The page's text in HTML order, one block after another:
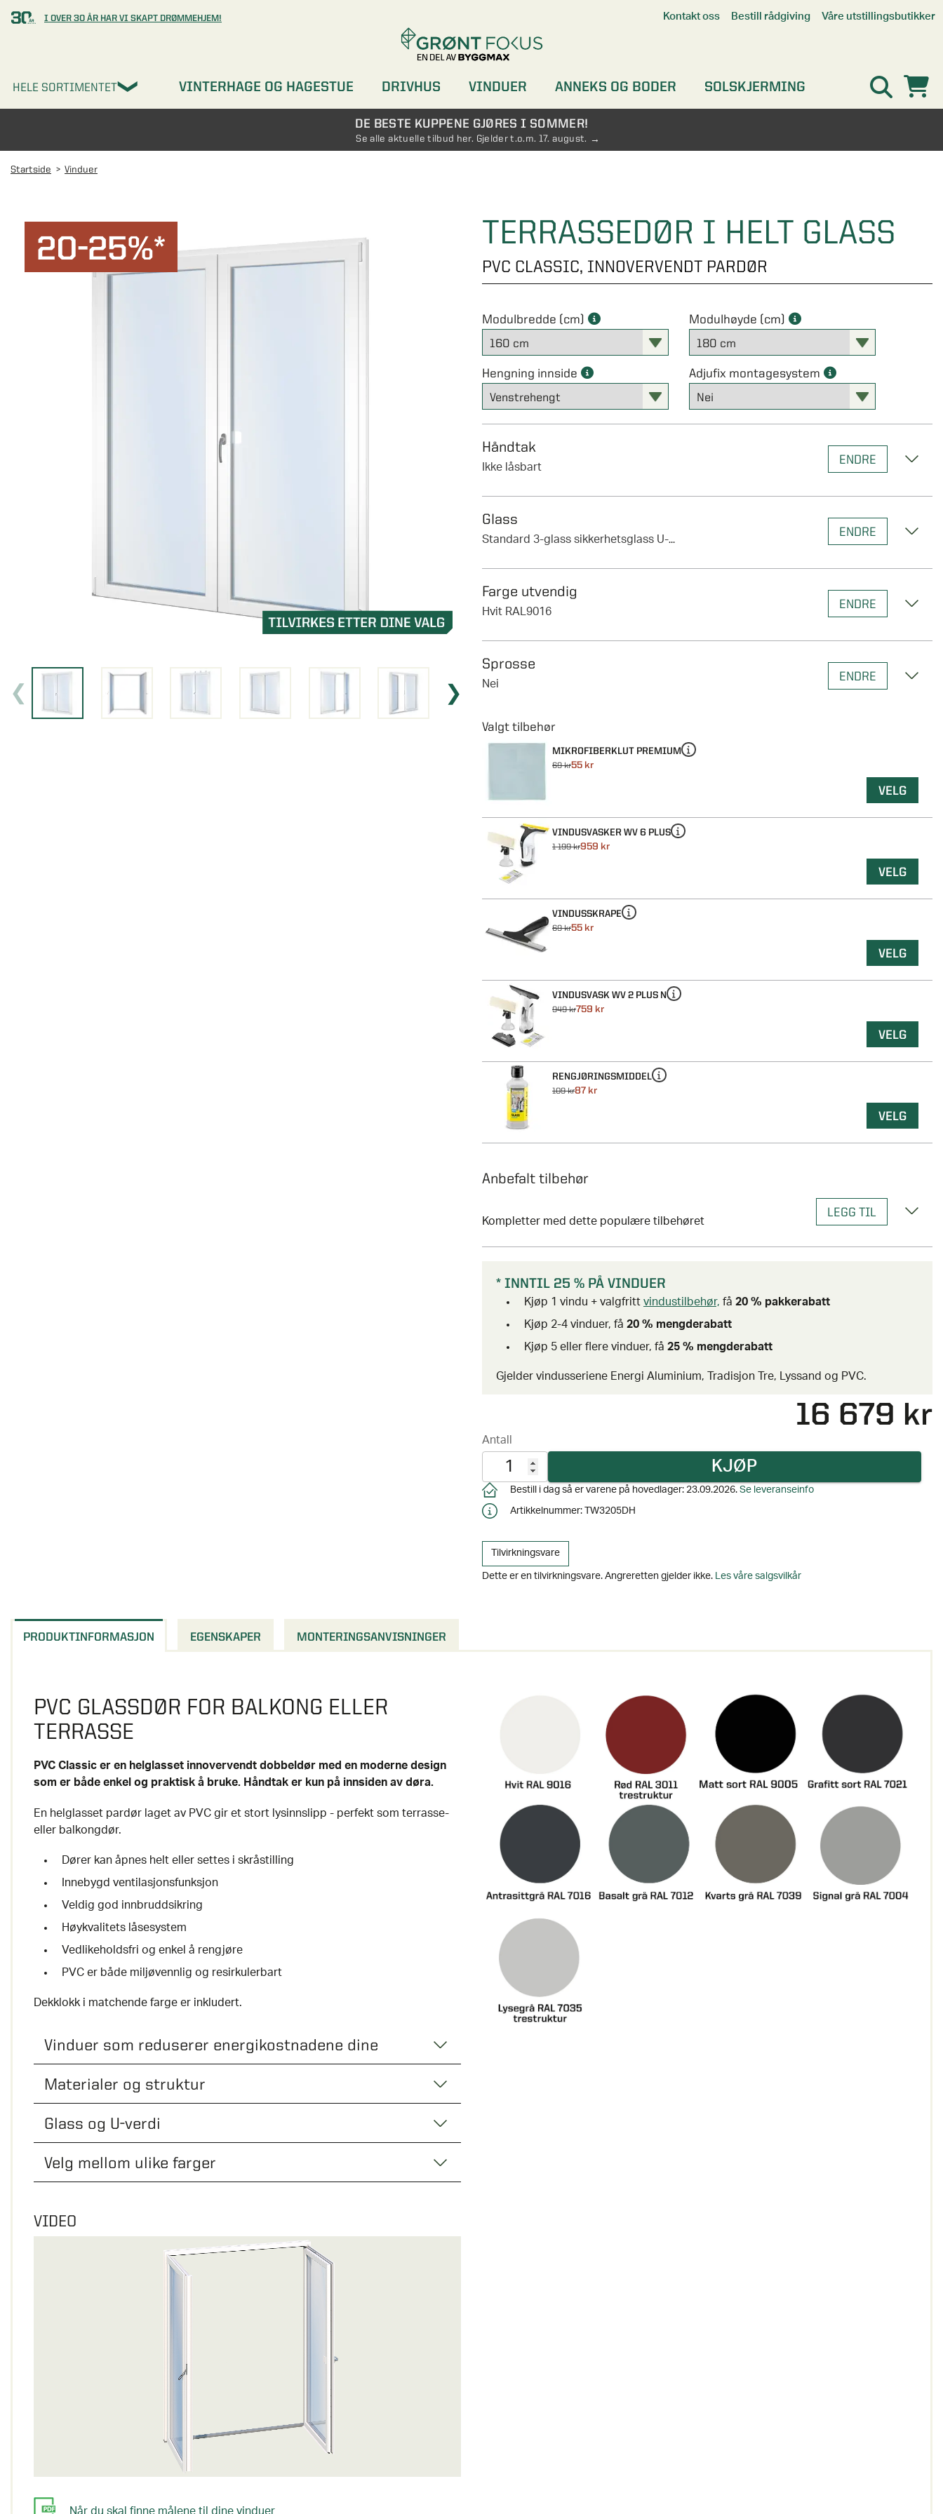
I OVER 30 ÅR HAR VI SKAPT DRØMMEHJEM! Kontakt oss Bestill rådgiving Våre utstillingsbutikker
Kristiansand
HELE SORTIMENTET VINTERHAGE OG HAGESTUE DRIVHUS VINDUER ANNEKS OG BODER
SOLSKJERMING
DØRER
GARDEROBER
DE BESTE KUPPENE GJØRES I SOMMER!
Se alle aktuelle tilbud her. Gjelder t.o.m. 17. august.
Startside Vinduer
20-25%* TERRASSEDØR I HELT GLASS
PVC CLASSIC, INNOVERVENDT PARDØR
Modulbredde (cm) Modulhøyde (cm)
Hengning innside Adjufix montagesystem
Håndtak
Ikke låsbart
Glass
Standard 3-glass sikkerhetsglass U-verdi 0,81
Farge utvendig
Hvit RAL9016
Sprosse
Nei
Anbefalt tilbehør
Kompletter med dette populære tilbehøret
MIKROFIBERKLUT PREMIUM
69 kr55 kr
VELG
VINDUSVASKER WV 6 PLUS
1 199 kr959 kr
VELG
VINDUSSKRAPE
69 kr55 kr
VELG
VINDUSVASK WV 2 PLUS N
949 kr759 kr
VELG
RENGJØRINGSMIDDEL
109 kr87 kr
VELG
* INNTIL 25 % PÅ VINDUER
Kjøp 1 vindu + valgfritt vindustilbehør, få 20 % pakkerabatt
Kjøp 2-4 vinduer, få 20 % mengderabatt
Kjøp 5 eller flere vinduer, få 25 % mengderabatt
Gjelder vindusseriene Energi Aluminium, Tradisjon Tre, Lyssand og PVC.
PRODUKTINFORMASJON EGENSKAPER MONTERINGSANVISNINGER
PVC GLASSDØR FOR BALKONG ELLER
TERRASSE
PVC Classic er en helglasset innovervendt dobbeldør med en moderne design
som er både enkel og praktisk å bruke. Håndtak er kun på innsiden av døra.
En helglasset pardør laget av PVC gir et stort lysinnslipp - perfekt som terrasse-
eller balkongdør.
Dører kan åpnes helt eller settes i skråstilling
Innebygd ventilasjonsfunksjon
Veldig god innbruddsikring
Høykvalitets låsesystem
Vedlikeholdsfri og enkel å rengjøre
PVC er både miljøvennlig og resirkulerbart
Dekklokk i matchende farge er inkludert.
Vinduer som reduserer energikostnadene dine
Materialer og struktur
Glass og U-verdi
Velg mellom ulike farger
VIDEO
Når du skal finne målene til dine vinduer